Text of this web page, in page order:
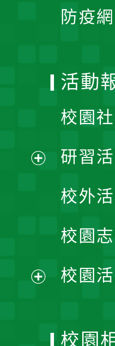
防疫
單
活動
校園
研習
校外
校園
校園
校園